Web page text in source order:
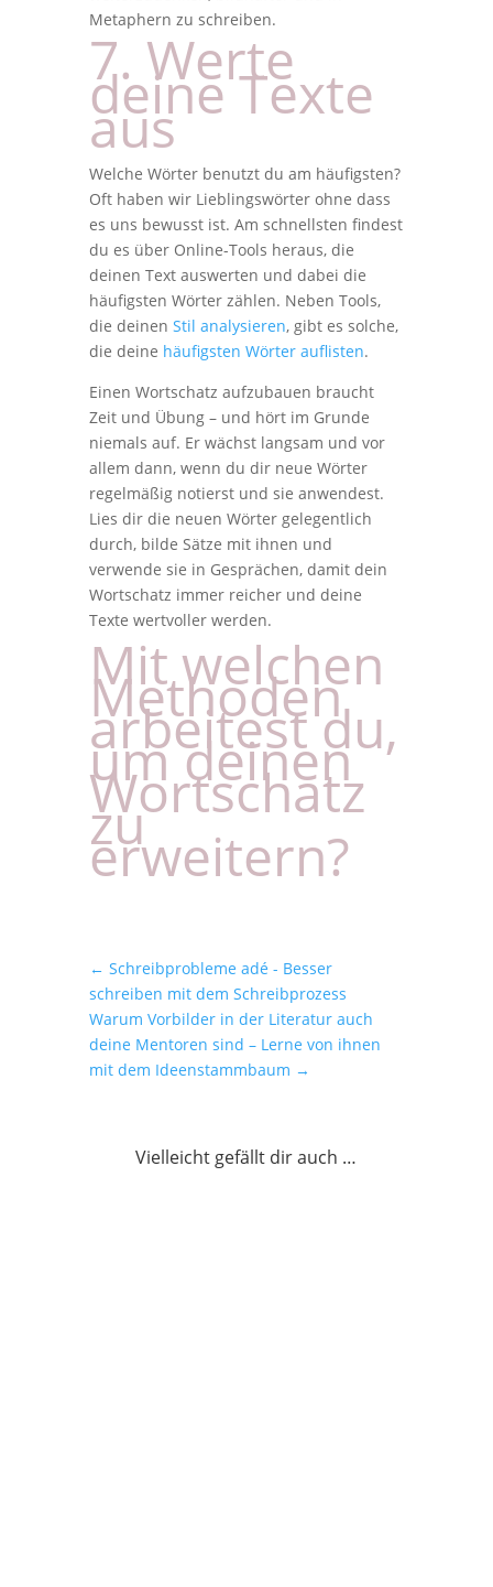
Metaphern zu schreiben.
7. Werte
deine Texte
aus
Welche Wörter benutzt du am häufigsten?
Oft haben wir Lieblingswörter ohne dass
es uns bewusst ist. Am schnellsten findest
du es über Online-Tools heraus, die
deinen Text auswerten und dabei die
häufigsten Wörter zählen. Neben Tools,
die deinen Stil analysieren, gibt es solche,
die deine häufigsten Wörter auflisten.
Einen Wortschatz aufzubauen braucht
Zeit und Übung – und hört im Grunde
niemals auf. Er wächst langsam und vor
allem dann, wenn du dir neue Wörter
regelmäßig notierst und sie anwendest.
Lies dir die neuen Wörter gelegentlich
durch, bilde Sätze mit ihnen und
verwende sie in Gesprächen, damit dein
Wortschatz immer reicher und deine
Texte wertvoller werden.
Mit welchen
Methoden
arbeitest du,
um deinen
Wortschatz
zu
erweitern?
← Schreibprobleme adé - Besser
schreiben mit dem Schreibprozess
Warum Vorbilder in der Literatur auch
deine Mentoren sind – Lerne von ihnen
mit dem Ideenstammbaum →
Vielleicht gefällt dir auch …